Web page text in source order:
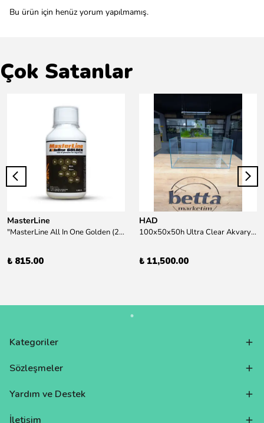
Bu ürün için henüz yorum yapılmamış.
Çok Satanlar
MasterLine
"MasterLine All In One Golden (200 ml) Daha yüksek zorluk derecesine sahip bitkiler için Özel formül Tam Besin "
₺ 815.00
HAD
100x50x50h Ultra Clear Akvaryum 10mm 90derece Birleşim /Sadece Otobüs Kargosu ile Gönderim Yapılır !
₺ 11,500.00
Kategoriler
Sözleşmeler
Yardım ve Destek
İletişim